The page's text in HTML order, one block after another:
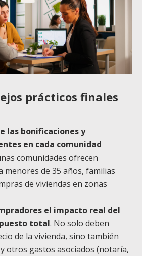
prácticos finales
las bonificaciones y
en cada comunidad
comunidades ofrecen
menores de 35 años, familias
de viviendas en zonas
el impacto real del
total. No solo deben
de la vivienda, sino también
otros gastos asociados (notaría,